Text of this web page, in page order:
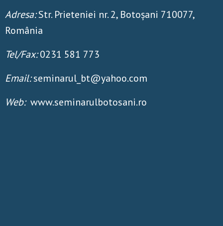
Adresa:Str. Prieteniei nr. 2, Botoșani 710077,
România
Tel/Fax:0231 581 773
Email:seminarul_bt@yahoo.com
Web: www.seminarulbotosani.ro